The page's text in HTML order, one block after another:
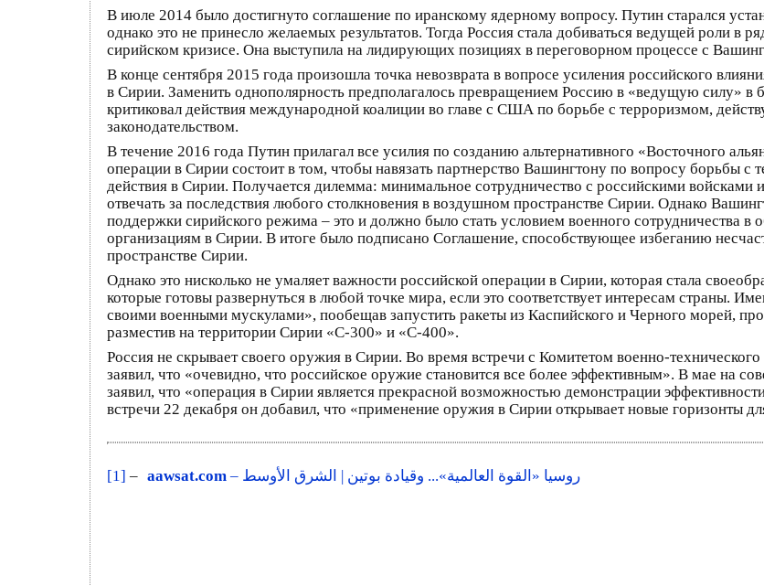
В июле 2014 было достигнуто соглашение по иранскому ядерному вопросу. Путин старался
однако это не принесло желаемых результатов. Тогда Россия стала добиваться ведущей роли в
сирийском кризисе. Она выступила на лидирующих позициях в переговорном процессе с
В конце сентября 2015 года произошла точка невозврата в вопросе усиления российского
в Сирии. Заменить однополярность предполагалось превращением Россию в «ведущую силу» в
критиковал действия международной коалиции во главе с США по борьбе с терроризмом,
законодательством.
В течение 2016 года Путин прилагал все усилия по созданию альтернативного «Восточного
операции в Сирии состоит в том, чтобы навязать партнерство Вашингтону по вопросу борьбы с
действия в Сирии. Получается дилемма: минимальное сотрудничество с российскими войсками
отвечать за последствия любого столкновения в воздушном пространстве Сирии. Однако
поддержки сирийского режима – это и должно было стать условием военного сотрудничества в
организациям в Сирии. В итоге было подписано Соглашение, способствующее избеганию
пространстве Сирии.
Однако это нисколько не умаляет важности российской операции в Сирии, которая стала
которые готовы развернуться в любой точке мира, если это соответствует интересам страны.
своими военными мускулами», пообещав запустить ракеты из Каспийского и Черного морей,
разместив на территории Сирии «С-300» и «С-400».
Россия не скрывает своего оружия в Сирии. Во время встречи с Комитетом военно-
заявил, что «очевидно, что российское оружие становится все более эффективным». В мае на
заявил, что «операция в Сирии является прекрасной возможностью демонстрации
встречи 22 декабря он добавил, что «применение оружия в Сирии открывает новые горизонты
[1] – aawsat.com – روسيا «القوة العالمية»... وقيادة بوتين | الشرق الأوسط